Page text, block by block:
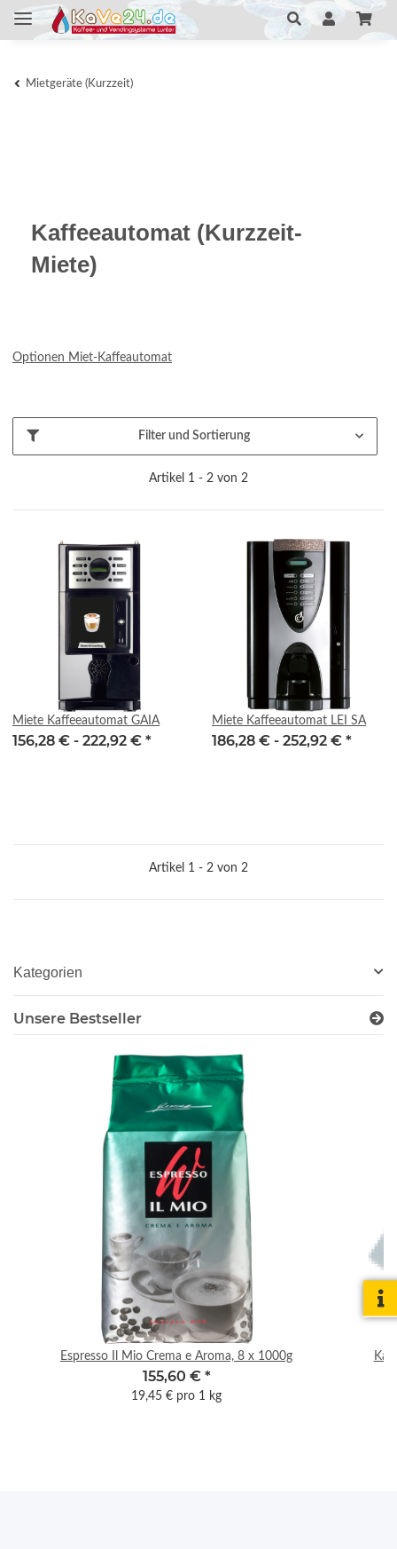
Mietgeräte (Kurzzeit)
Kaffeeautomat (Kurzzeit-
Miete)
Optionen Miet-Kaffeautomat
Filter und Sortierung
Artikel 1 - 2 von 2
Miete Kaffeeautomat GAIA
156,28 € - 222,92 € *
Miete Kaffeeautomat LEI SA
186,28 € - 252,92 € *
Artikel 1 - 2 von 2
Kategorien
Unsere Bestseller
Espresso Il Mio Crema e Aroma, 8 x 1000g
155,60 € *
19,45 € pro 1 kg